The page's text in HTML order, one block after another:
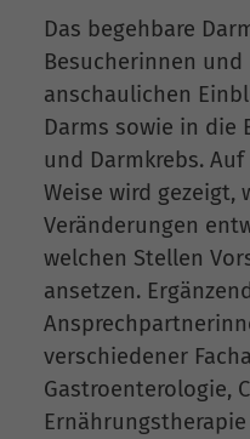
Das begehbare
Besucherinnen und
anschaulichen
Darms sowie in die
und Darmkrebs.
Weise wird gezeigt,
Veränderungen
welchen Stellen
ansetzen.
verschiedener
Gastroenterologie,